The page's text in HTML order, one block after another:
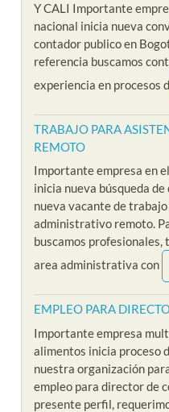
Y CALI Importante
nacional inicia nueva
contador publico en
referencia buscamos
experiencia en procesos
TRABAJO PARA
REMOTO
Importante empresa en
inicia nueva búsqueda
nueva vacante de
administrativo remoto.
buscamos profesionales,
area administrativa con
EMPLEO PARA
Importante empresa
alimentos inicia proceso
nuestra organización
empleo para director de
presente perfil,